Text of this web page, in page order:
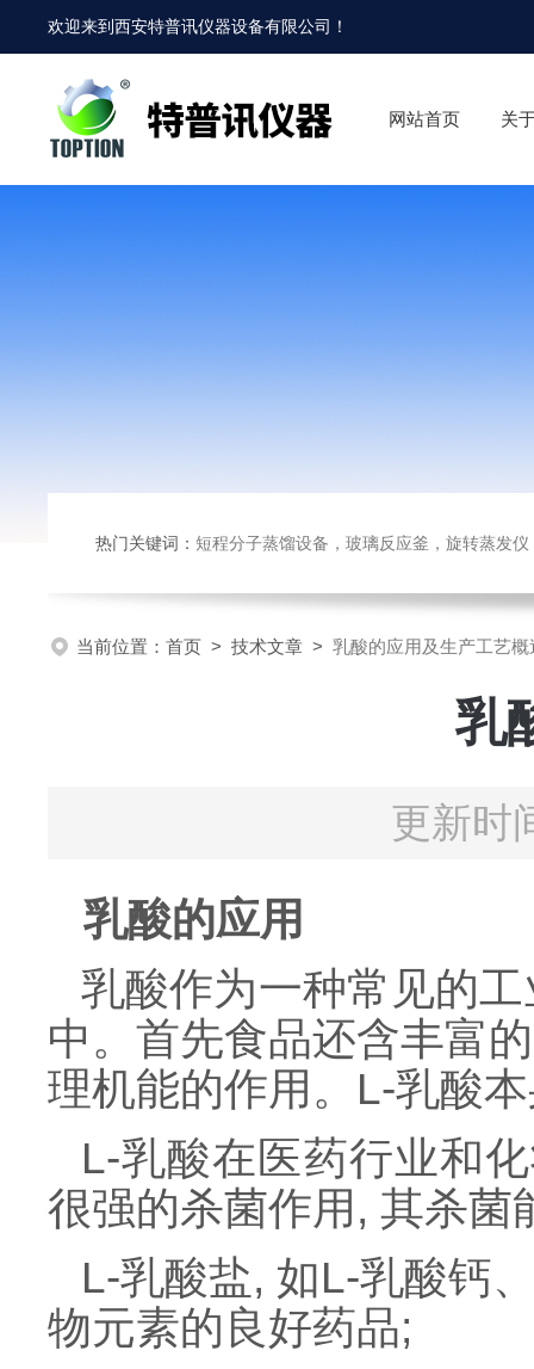
欢迎来到西安特普讯仪器设备有限公司 ！
网站首页 关
热门关键词： 短程分子蒸馏设备，玻璃反应釜，旋转蒸发
当前位置： 首页 > 技术文章 > 乳酸的应用及生产工艺概
乳
更新时
乳酸的应用
乳酸作为一种常见的
中。首先食品还含丰富
理机能的作用。L-乳酸
L-乳酸在医药行业和
很强的杀菌作用, 其杀
L-乳酸盐, 如L-乳酸钙
物元素的良好药品;